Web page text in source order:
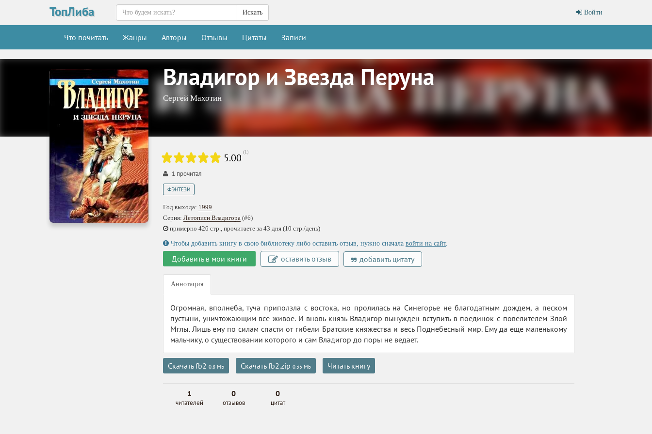
ТопЛиба Войти
Искать
Что почитать Жанры Авторы Отзывы Цитаты Записи
Владигор и Звезда Перуна
Сергей Махотин
5.00 (1)
1 прочитал
ФЭНТЕЗИ
Год выхода: 1999
Серия: Летописи Владигора (#6)
примерно 426 стр., прочитаете за 43 дня (10 стр./день)
Чтобы добавить книгу в свою библиотеку либо оставить отзыв, нужно сначала войти на сайт.
Добавить в мои книги оставить отзыв добавить цитату
Аннотация
Огромная, вполнеба, туча приползла с востока, но пролилась на Синегорье не благодатным дождем, а песком
пустыни, уничтожающим все живое. И вновь князь Владигор вынужден вступить в поединок с повелителем Злой
Мглы. Лишь ему по силам спасти от гибели Братские княжества и весь Поднебесный мир. Ему да еще маленькому
мальчику, о существовании которого и сам Владигор до поры не ведает.
Скачать fb2 0.8 МБ Скачать fb2.zip 0.35 МБ Читать книгу
1
читателей
0
отзывов
0
цитат